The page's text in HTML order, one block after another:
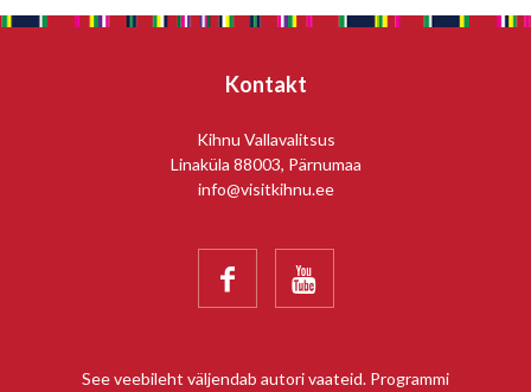
Kontakt
Kihnu Vallavalitsus
Linaküla 88003, Pärnumaa
info@visitkihnu.ee
 
See veebileht väljendab autori vaateid. Programmi